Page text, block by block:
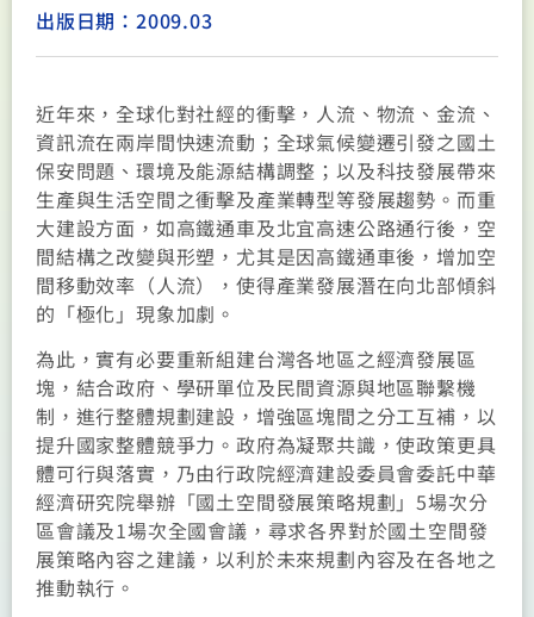
出版日期：2009.03
近年來，全球化對社經的衝擊，人流、物流、金流、
資訊流在兩岸間快速流動；全球氣候變遷引發之國土
保安問題、環境及能源結構調整；以及科技發展帶來
生產與生活空間之衝擊及產業轉型等發展趨勢。而重
大建設方面，如高鐵通車及北宜高速公路通行後，空
間結構之改變與形塑，尤其是因高鐵通車後，增加空
間移動效率（人流），使得產業發展潛在向北部傾斜
的「極化」現象加劇。
為此，實有必要重新組建台灣各地區之經濟發展區
塊，結合政府、學研單位及民間資源與地區聯繫機
制，進行整體規劃建設，增強區塊間之分工互補，以
提升國家整體競爭力。政府為凝聚共識，使政策更具
體可行與落實，乃由行政院經濟建設委員會委託中華
經濟研究院舉辦「國土空間發展策略規劃」5場次分
區會議及1場次全國會議，尋求各界對於國土空間發
展策略內容之建議，以利於未來規劃內容及在各地之
推動執行。